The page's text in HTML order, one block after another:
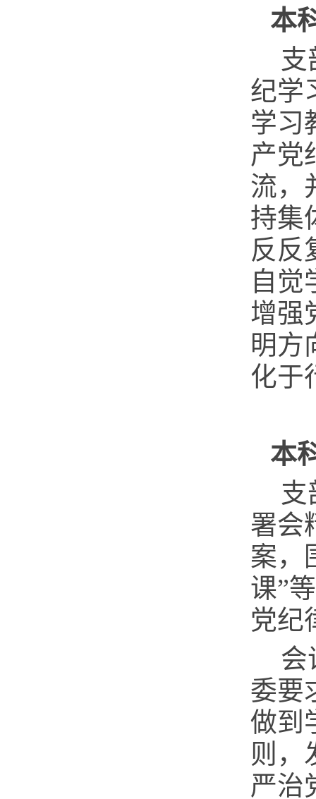
本
支
纪学
学习
产党
流，
持集
反反
自觉
增强
明方
化于
本
支
署会
案，
课”
党纪
会
委要
做到
则，
严治